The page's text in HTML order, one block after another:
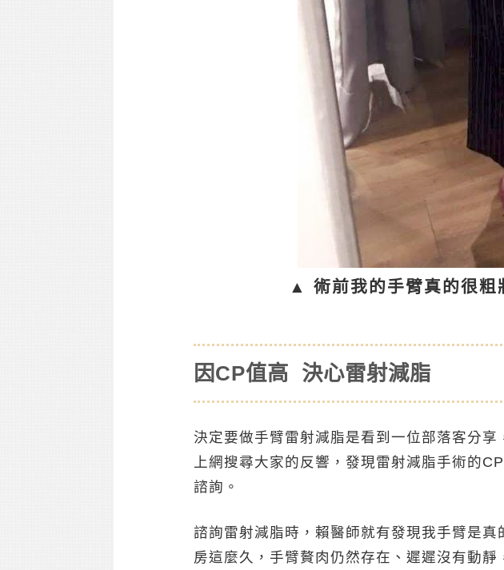
▲ 術前我的手臂真的很粗
因CP值高 決心雷射減脂
決定要做手臂雷射減脂是看到一位部落客分
上網搜尋大家的反響，發現雷射減脂手術的
諮詢。
諮詢雷射減脂時，賴醫師就有發現我手臂是
房這麼久，手臂贅肉仍然存在、遲遲沒有動